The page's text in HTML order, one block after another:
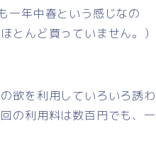
一年中春という感じなの
とんど買っていません。）
欲を利用していろいろ誘わ
の利用料は数百円でも、一